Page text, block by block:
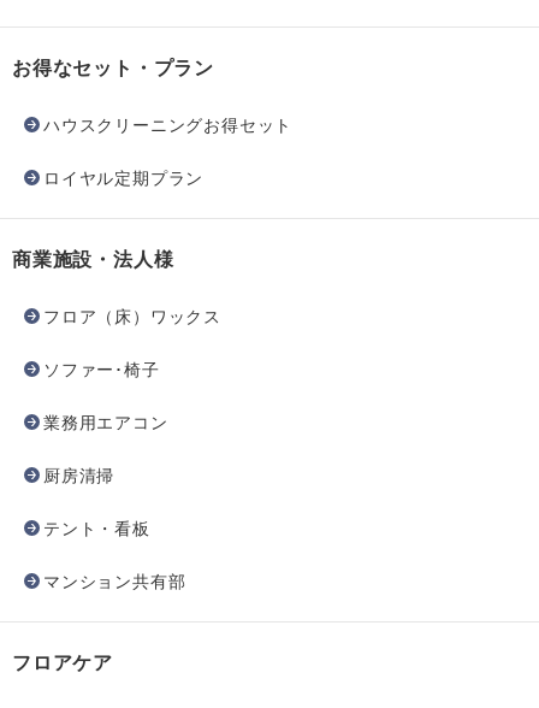
お得なセット・プラン
ハウスクリーニングお得セット
ロイヤル定期プラン
商業施設・法人様
フロア（床）ワックス
ソファー･椅子
業務用エアコン
厨房清掃
テント・看板
マンション共有部
フロアケア